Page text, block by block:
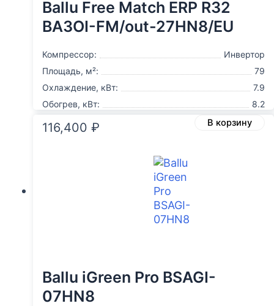
Ballu Free Match ERP R32
BA3OI-FM/out-27HN8/EU
Компрессор:
Инвертор
Площадь, м²:
79
Охлаждение, кВт:
7.9
Обогрев, кВт:
8.2
116,400 ₽ В корзину
Ballu iGreen Pro BSAGI-
07HN8